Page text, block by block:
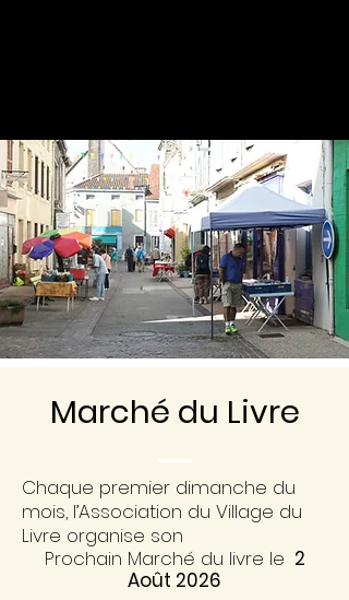
Marché du Livre
Chaque premier dimanche du
mois, l’Association du Village du
Livre organise son
Prochain Marché du livre le 2
Août 2026